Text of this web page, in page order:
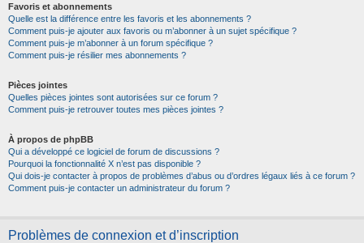
Favoris et abonnements
Quelle est la différence entre les favoris et les abonnements ?
Comment puis-je ajouter aux favoris ou m’abonner à un sujet spécifique ?
Comment puis-je m’abonner à un forum spécifique ?
Comment puis-je résilier mes abonnements ?
Pièces jointes
Quelles pièces jointes sont autorisées sur ce forum ?
Comment puis-je retrouver toutes mes pièces jointes ?
À propos de phpBB
Qui a développé ce logiciel de forum de discussions ?
Pourquoi la fonctionnalité X n’est pas disponible ?
Qui dois-je contacter à propos de problèmes d’abus ou d’ordres légaux liés à ce forum ?
Comment puis-je contacter un administrateur du forum ?
Problèmes de connexion et d’inscription